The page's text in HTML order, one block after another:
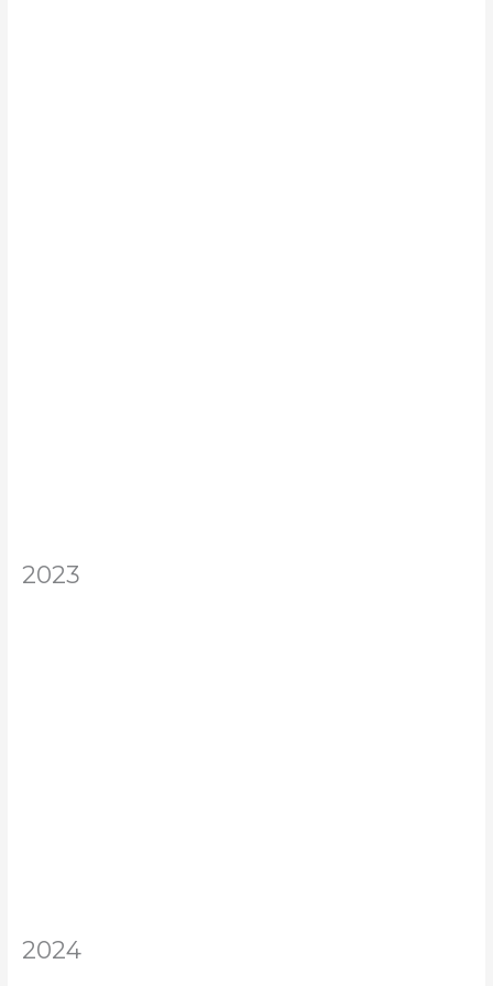
2023
2024